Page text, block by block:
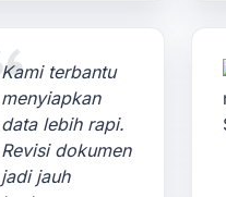
Kami terbantu
menyiapkan
data lebih rapi.
Revisi dokumen
jadi jauh